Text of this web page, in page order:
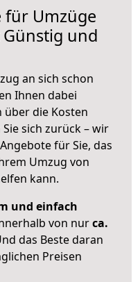
für Umzüge
Günstig und
an sich schon
Ihnen dabei
über die Kosten
sich zurück – wir
für Sie, das
Umzug von
kann.
und einfach
von nurca.
das Beste daran
Preisen